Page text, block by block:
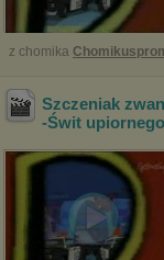
z chomika
Szczeniak
-Świt